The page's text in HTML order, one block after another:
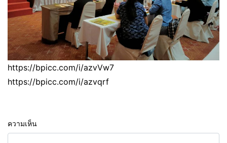
https://bpicc.com/i/azvVw7
https://bpicc.com/i/azvqrf
ความเห็น